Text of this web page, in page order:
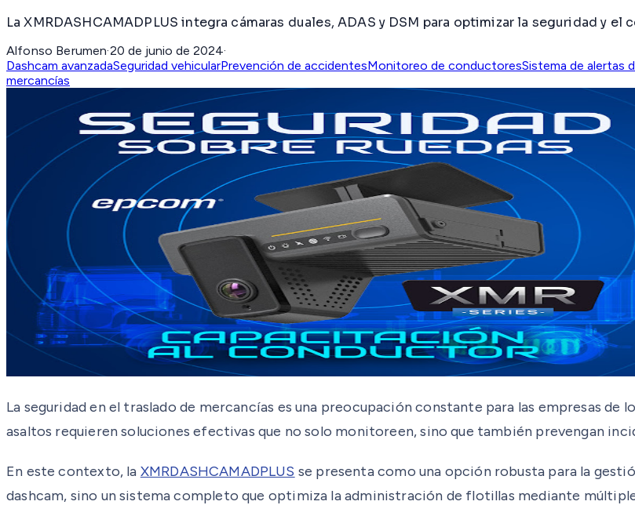
La XMRDASHCAMADPLUS integra cámaras duales, ADAS y DSM para optimizar la seguridad
Alfonso Berumen·20 de junio de 2024·
Dashcam avanzadaSeguridad vehicularPrevención de accidentesMonitoreo de conductoresSistema de alertas
mercancías
La seguridad en el traslado de mercancías es una preocupación constante para las empresas
asaltos requieren soluciones efectivas que no solo monitoreen, sino que también prevengan
En este contexto, la XMRDASHCAMADPLUS se presenta como una opción robusta para la
dashcam, sino un sistema completo que optimiza la administración de flotillas mediante